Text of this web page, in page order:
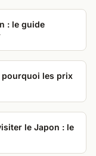
: le guide
les prix
le Japon : le